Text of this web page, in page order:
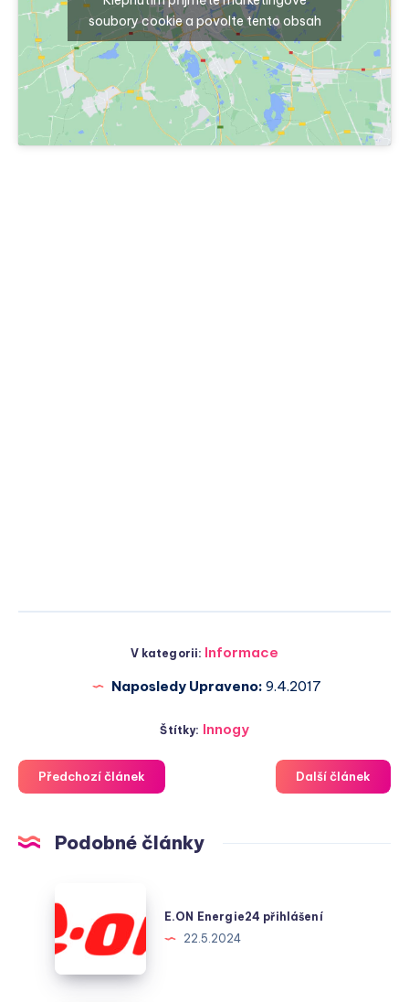
soubory cookie a povolte tento obsah
V kategorii: Informace
Naposledy Upraveno: 9.4.2017
Štítky: Innogy
Předchozí článek Další článek
Podobné články
Energie24
přihlášení
E.ON Energie24 přihlášení
22.5.2024